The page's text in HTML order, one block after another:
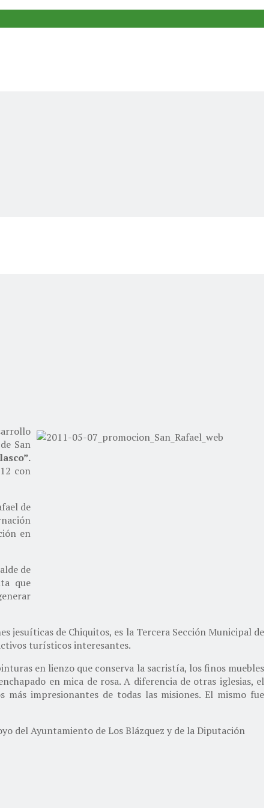
San
con
de
en
de
que
jesuíticas de Chiquitos, es la Tercera Sección Municipal de
turísticos interesantes.
en lienzo que conserva la sacristía, los finos muebles
en mica de rosa. A diferencia de otras iglesias, el
impresionantes de todas las misiones. El mismo fue
del Ayuntamiento de Los Blázquez y de la Diputación